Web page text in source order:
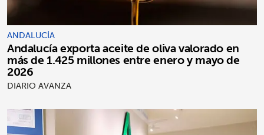
ANDALUCÍA
Andalucía exporta aceite de oliva valorado en
más de 1.425 millones entre enero y mayo de
2026
DIARIO AVANZA